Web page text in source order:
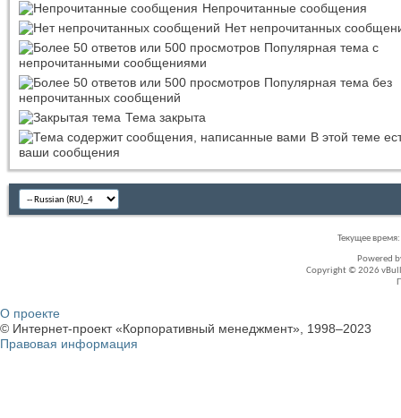
Непрочитанные сообщения
Нет непрочитанных
Популярная тема с
непрочитанными сообщениями
Популярная тема без
непрочитанных сообщений
Тема закрыта
В этой теме
ваши сообщения
Текущее время:
Powered
Copyright © 2026
О проекте
© Интернет-проект «Корпоративный менеджмент», 1998–2023
Правовая информация